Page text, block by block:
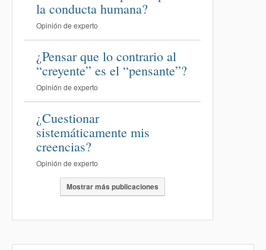
la conducta humana?
Opinión de experto
¿Pensar que lo contrario al
“creyente” es el “pensante”?
Opinión de experto
¿Cuestionar
sistemáticamente mis
creencias?
Opinión de experto
Mostrar más publicaciones